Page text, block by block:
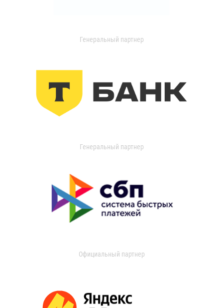
Генеральный партнер
Генеральный партнер
Официальный партнер